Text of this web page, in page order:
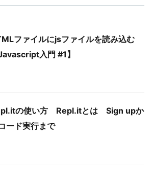
ファイルにjsファイルを読み込む
Javascript入門 #1】
の使い方 Repl.itとは Sign upか
ード実行まで